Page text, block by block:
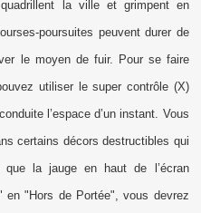
la ville et grimpent en
poursuites peuvent durer de
le moyen de fuir. Pour se faire
utiliser le super contrôle (X)
l’espace d’un instant. Vous
certains décors destructibles qui
que la jauge en haut de l’écran
en "Hors de Portée", vous devrez